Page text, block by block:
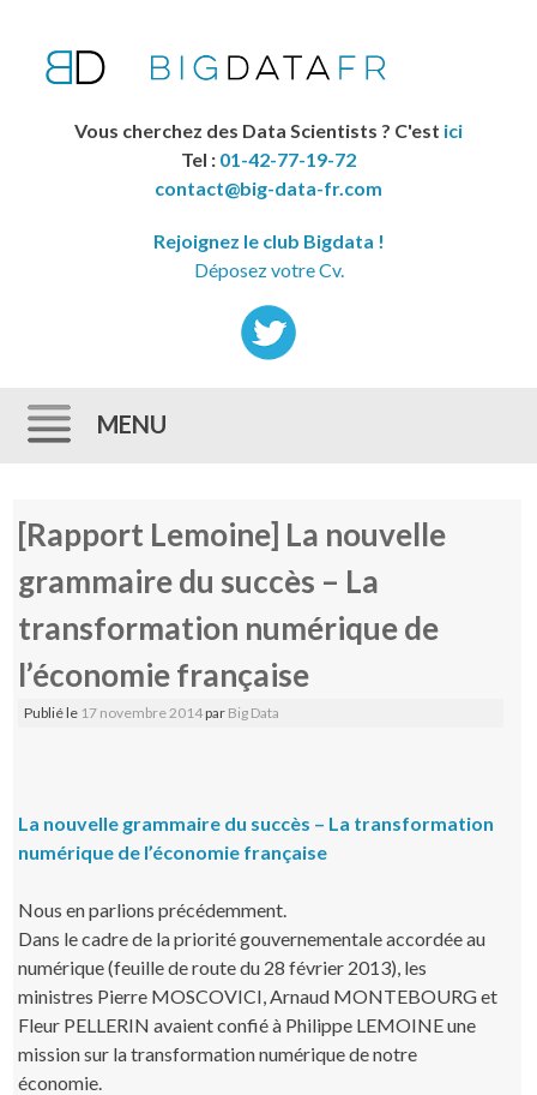
Vous cherchez des Data Scientists ? C'est ici
Tel : 01-42-77-19-72
contact@big-data-fr.com
Rejoignez le club Bigdata !
Déposez votre Cv.
MENU
[Rapport Lemoine] La nouvelle
grammaire du succès – La
transformation numérique de
l’économie française
Publié le 17 novembre 2014par Big Data
La nouvelle grammaire du succès – La transformation
numérique de l’économie française
Nous en parlions précédemment.
Dans le cadre de la priorité gouvernementale accordée au
numérique (feuille de route du 28 février 2013), les
ministres Pierre MOSCOVICI, Arnaud MONTEBOURG et
Fleur PELLERIN avaient confié à Philippe LEMOINE une
mission sur la transformation numérique de notre
économie.